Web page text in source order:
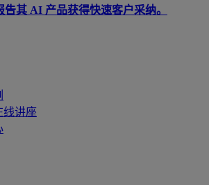
告其 AI 产品获得快速客户采纳。
线讲座